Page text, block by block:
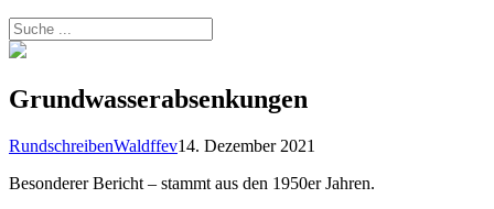
Grundwasserabsenkungen
RundschreibenWaldffev14. Dezember 2021
Besonderer Bericht – stammt aus den 1950er Jahren.